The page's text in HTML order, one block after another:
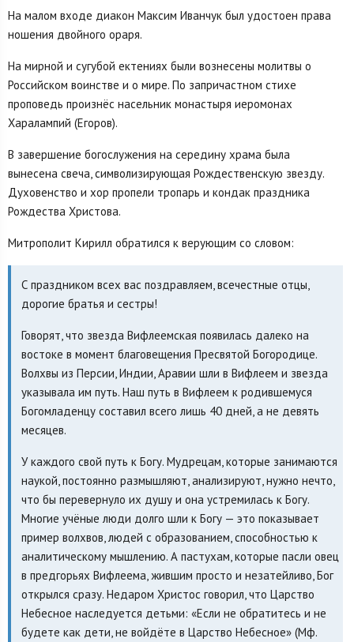
На малом входе диакон Максим Иванчук был удостоен права
ношения двойного ораря.
На мирной и сугубой ектениях были вознесены молитвы о
Российском воинстве и о мире. По запричастном стихе
проповедь произнёс насельник монастыря иеромонах
Харалампий (Егоров).
В завершение богослужения на середину храма была
вынесена свеча, символизирующая Рождественскую звезду.
Духовенство и хор пропели тропарь и кондак праздника
Рождества Христова.
Митрополит Кирилл обратился к верующим со словом:
С праздником всех вас поздравляем, всечестные отцы,
дорогие братья и сестры!
Говорят, что звезда Вифлеемская появилась далеко на
востоке в момент благовещения Пресвятой Богородице.
Волхвы из Персии, Индии, Аравии шли в Вифлеем и звезда
указывала им путь. Наш путь в Вифлеем к родившемуся
Богомладенцу составил всего лишь 40 дней, а не девять
месяцев.
У каждого свой путь к Богу. Мудрецам, которые занимаются
наукой, постоянно размышляют, анализируют, нужно нечто,
что бы перевернуло их душу и она устремилась к Богу.
Многие учёные люди долго шли к Богу — это показывает
пример волхвов, людей с образованием, способностью к
аналитическому мышлению. А пастухам, которые пасли овец
в предгорьях Вифлеема, жившим просто и незатейливо, Бог
открылся сразу. Недаром Христос говорил, что Царство
Небесное наследуется детьми: «Если не обратитесь и не
будете как дети, не войдёте в Царство Небесное» (Мф.